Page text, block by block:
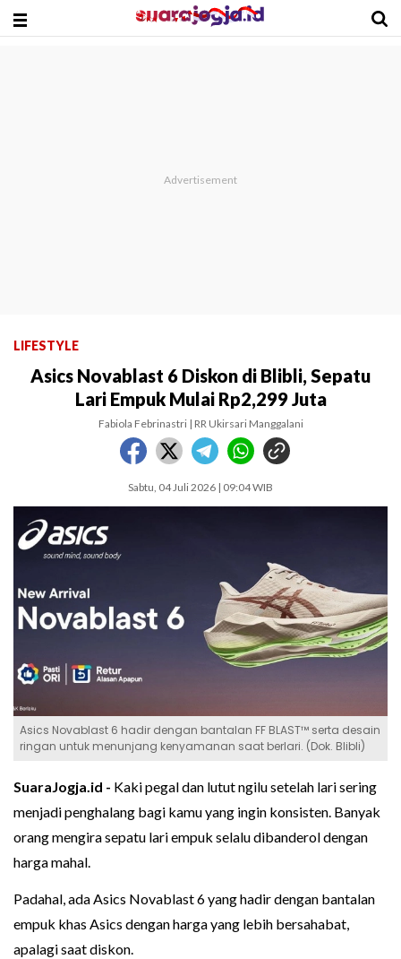
LIFESTYLE
Asics Novablast 6 Diskon di Blibli, Sepatu
Lari Empuk Mulai Rp2,299 Juta
Fabiola Febrinastri | RR Ukirsari Manggalani
Sabtu, 04 Juli 2026 | 09:04 WIB
Asics Novablast 6 hadir dengan bantalan FF BLAST™ serta desain
ringan untuk menunjang kenyamanan saat berlari. (Dok. Blibli)
SuaraJogja.id - Kaki pegal dan lutut ngilu setelah lari sering
menjadi penghalang bagi kamu yang ingin konsisten. Banyak
orang mengira sepatu lari empuk selalu dibanderol dengan
harga mahal.
Padahal, ada Asics Novablast 6 yang hadir dengan bantalan
empuk khas Asics dengan harga yang lebih bersahabat,
apalagi saat diskon.